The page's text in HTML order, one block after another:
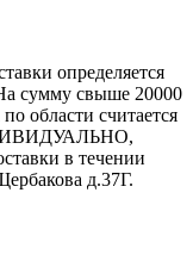
определяется
сумму свыше 20000
области считается
в течении
д.37Г.